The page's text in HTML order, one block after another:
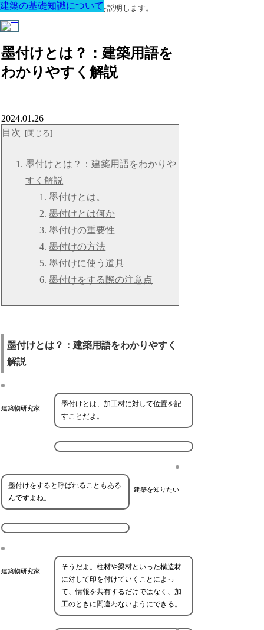
建築に関する用語と関連法令を説明します。
墨付けとは？：建築用語を
わかりやすく解説
建築の基礎知識について
2024.01.26
目次
墨付けとは？：建築用語をわかりや
すく解説
墨付けとは。
墨付けとは何か
墨付けの重要性
墨付けの方法
墨付けに使う道具
墨付けをする際の注意点
墨付けとは？：建築用語をわかりやすく
解説
建築物研究家
墨付けとは、加工材に対して位置を記
すことだよ。
建築を知りたい
墨付けをすると呼ばれることもある
んですよね。
建築物研究家
そうだよ。柱材や梁材といった構造材
に対して印を付けていくことによっ
て、情報を共有するだけではなく、加
工のときに間違わないようにできる。
建築の基礎知識について
建築の基礎知識について
建築の基礎知識について
建築の基礎知識について
建築の基礎知識について
建築の基礎知識について